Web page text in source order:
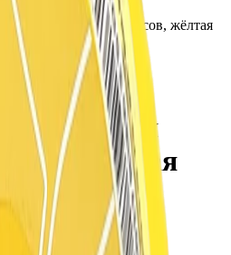
лента
25мм x 50м 120 градусов, жёлтая
Autech
50м 120